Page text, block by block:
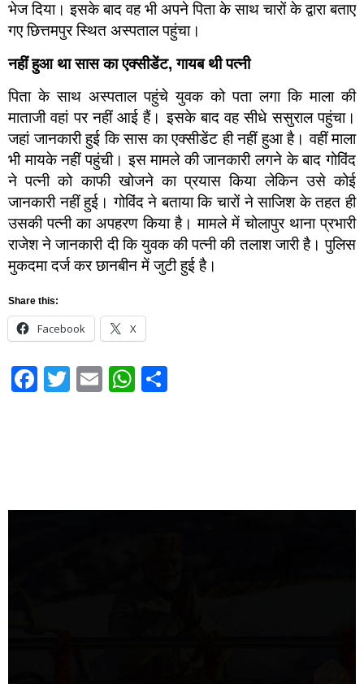
भेज दिया। इसके बाद वह भी अपने पिता के साथ चारों के द्वारा बताए
गए छित्तमपुर स्थित अस्पताल पहुंचा।
नहीं हुआ था सास का एक्सीडेंट,गायब थी पत्नी
पिता के साथ अस्पताल पहुंचे युवक को पता लगा कि माला की
माताजी वहां पर नहीं आई हैं। इसके बाद वह सीधे ससुराल पहुंचा।
जहां जानकारी हुई कि सास का एक्सीडेंट ही नहीं हुआ है। वहीं माला
भी मायके नहीं पहुंची। इस मामले की जानकारी लगने के बाद गोविंद
ने पत्नी को काफी खोजने का प्रयास किया लेकिन उसे कोई
जानकारी नहीं हुई। गोविंद ने बताया कि चारों ने साजिश के तहत ही
उसकी पत्नी का अपहरण किया है। मामले में चोलापुर थाना प्रभारी
राजेश ने जानकारी दी कि युवक की पत्नी की तलाश जारी है। पुलिस
मुकदमा दर्ज कर छानबीन में जुटी हुई है।
Share this:
Facebook X
Facebook
Twitter
EmailWhatsApp